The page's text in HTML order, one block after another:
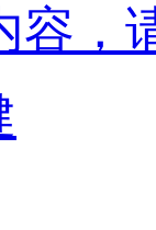
容，